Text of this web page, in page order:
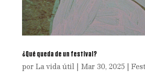
¿Qué queda de un festival?
por La vida útil| Mar 30, 2025 |